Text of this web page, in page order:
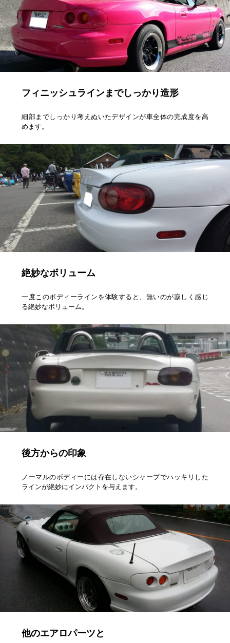
フィニッシュラインまでしっかり造形
細部までしっかり考えぬいたデザインが車全体の完成度を高
めます。
絶妙なボリューム
一度このボディーラインを体験すると、無いのが寂しく感じ
る絶妙なボリューム。
後方からの印象
ノーマルのボディーには存在しないシャープでハッキリした
ラインが絶妙にインパクトを与えます。
他のエアロパーツと